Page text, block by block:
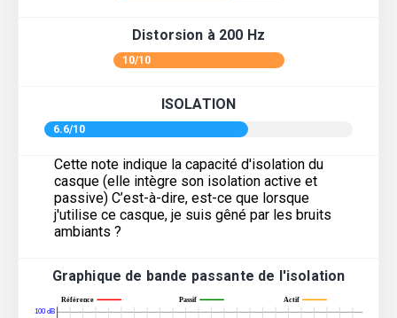
Distorsion à 200 Hz
10/10
ISOLATION
6.6/10
Cette note indique la capacité d'isolation du
casque (elle intègre son isolation active et
passive) C’est-à-dire, est-ce que lorsque
j'utilise ce casque, je suis gêné par les bruits
ambiants ?
Graphique de bande passante de l'isolation